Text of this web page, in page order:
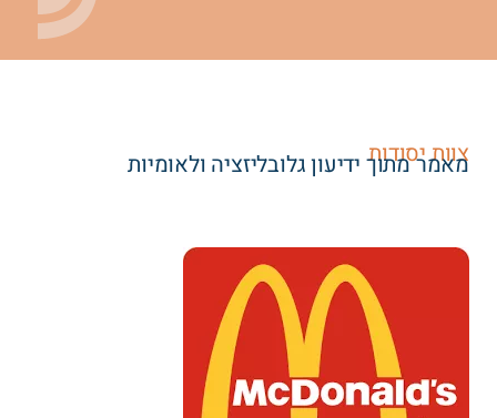
צוות יסודות
מאמר מתוך ידיעון גלובליזציה ולאומיות